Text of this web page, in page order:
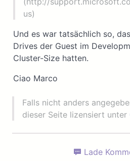
us)
Und es war tatsächlich so,
Drives der Guest im
Cluster-Size hatten.
Ciao Marco
Falls nicht anders
dieser Seite lizensiert unter
Lade